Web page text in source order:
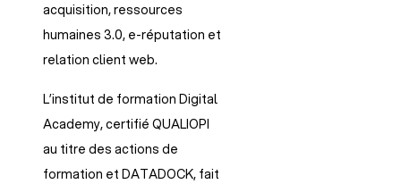
acquisition, ressources
humaines 3.0, e-réputation et
relation client web.
L’institut de formation Digital
Academy, certifié QUALIOPI
au titre des actions de
formation et DATADOCK, fait